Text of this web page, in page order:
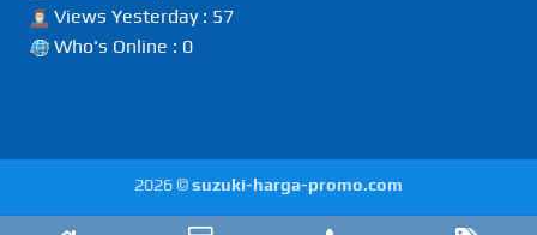
Views Yesterday : 57
Who's Online : 0
2026 ©suzuki-harga-promo.com